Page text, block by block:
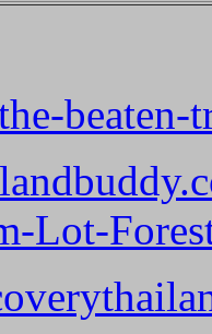
beaten-
Lot-